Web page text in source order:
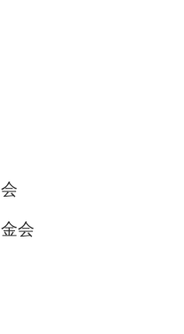
会